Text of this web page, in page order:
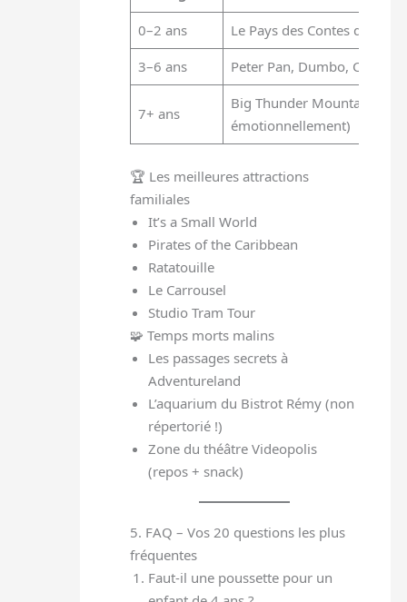
0–2 ans
Le Pays des Contes de
3–6 ans
Peter Pan, Dumbo, Cars
7+ ans
Big Thunder Mountain,
émotionnellement)
🏆 Les meilleures attractions
familiales
It’s a Small World
Pirates of the Caribbean
Ratatouille
Le Carrousel
Studio Tram Tour
🧩 Temps morts malins
Les passages secrets à
Adventureland
L’aquarium du Bistrot Rémy (non
répertorié !)
Zone du théâtre Videopolis
(repos + snack)
5. FAQ – Vos 20 questions les plus
fréquentes
Faut-il une poussette pour un